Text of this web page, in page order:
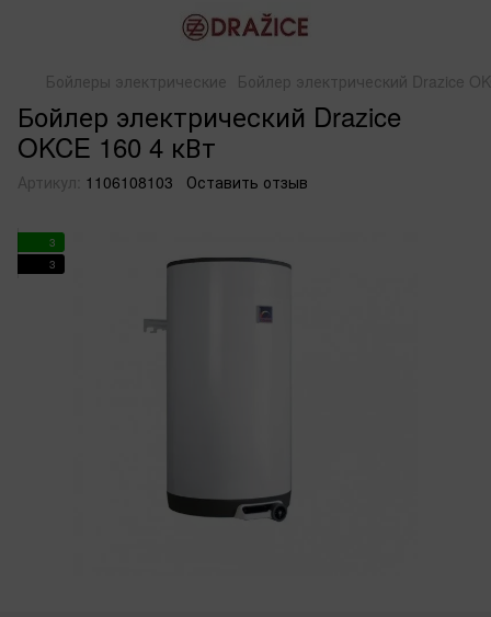
Бойлеры электрические Бойлер электрический Drazice
Бойлер электрический Drazice
OKCE 160 4 кВт
Артикул: 1106108103 Оставить отзыв
3
3